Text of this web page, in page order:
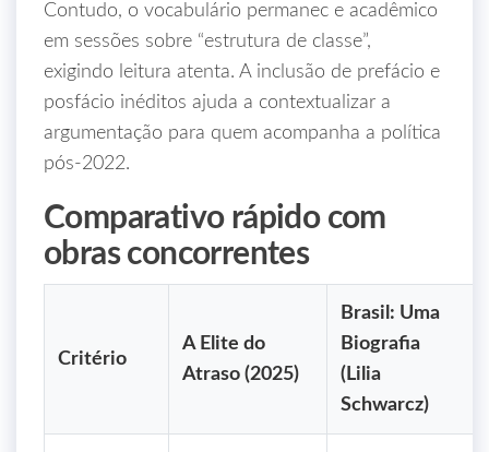
Contudo, o vocabulário permanec e acadêmico
em sessões sobre “estrutura de classe”,
exigindo leitura atenta. A inclusão de prefácio e
posfácio inéditos ajuda a contextualizar a
argumentação para quem acompanha a política
pós‑2022.
Comparativo rápido com
obras concorrentes
Critério
A Elite do
Atraso (2025)
Brasil: Uma
Biografia
(Lilia
Schwarcz)